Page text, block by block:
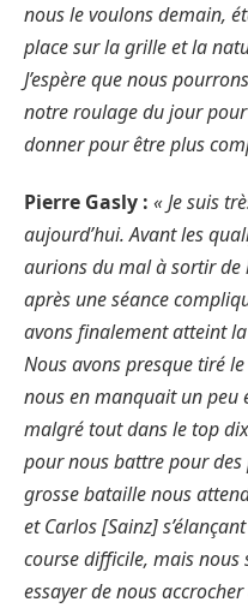
nous le voulons demain,
place sur la grille et la
J’espère que nous
notre roulage du jour
donner pour être plus
Pierre Gasly : « Je suis
aujourd’hui. Avant les
aurions du mal à sortir de
après une séance
avons finalement atteint la
Nous avons presque tiré
nous en manquait un peu
malgré tout dans le top
pour nous battre pour des
grosse bataille nous
et Carlos [Sainz]
course difficile, mais nous
essayer de nous